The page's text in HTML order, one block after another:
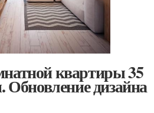
квартиры 35
Обновление дизайна